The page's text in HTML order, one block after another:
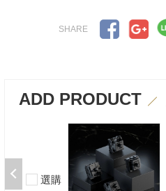
ADD PRODUCT
加購-黑武士軸V2/5腳/段落/62g/無
潤/10入 000377000012*10
$50